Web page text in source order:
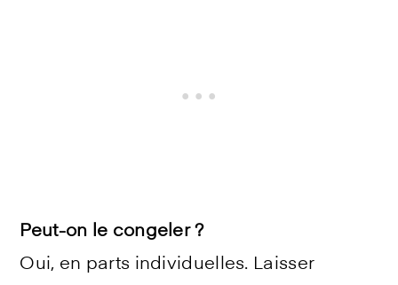
Peut-on le congeler ?
Oui, en parts individuelles. Laisser